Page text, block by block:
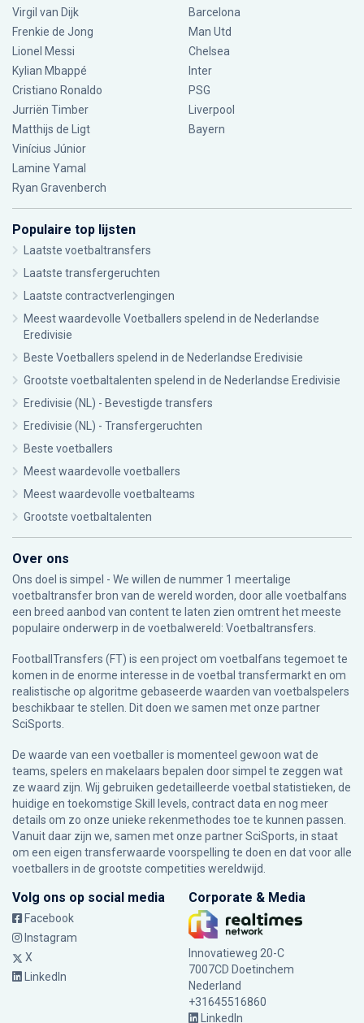
Virgil van Dijk
Frenkie de Jong
Lionel Messi
Kylian Mbappé
Cristiano Ronaldo
Jurriën Timber
Matthijs de Ligt
Vinícius Júnior
Lamine Yamal
Ryan Gravenberch
Barcelona
Man Utd
Chelsea
Inter
PSG
Liverpool
Bayern
Populaire top lijsten
Laatste voetbaltransfers
Laatste transfergeruchten
Laatste contractverlengingen
Meest waardevolle Voetballers spelend in de Nederlandse
Eredivisie
Beste Voetballers spelend in de Nederlandse Eredivisie
Grootste voetbaltalenten spelend in de Nederlandse Eredivisie
Eredivisie (NL) - Bevestigde transfers
Eredivisie (NL) - Transfergeruchten
Beste voetballers
Meest waardevolle voetballers
Meest waardevolle voetbalteams
Grootste voetbaltalenten
Over ons
Ons doel is simpel - We willen de nummer 1 meertalige
voetbaltransfer bron van de wereld worden, door alle voetbalfans
een breed aanbod van content te laten zien omtrent het meeste
populaire onderwerp in de voetbalwereld: Voetbaltransfers.
FootballTransfers (FT) is een project om voetbalfans tegemoet te
komen in de enorme interesse in de voetbal transfermarkt en om
realistische op algoritme gebaseerde waarden van voetbalspelers
beschikbaar te stellen. Dit doen we samen met onze partner
SciSports
De waarde van een voetballer is momenteel gewoon wat de
teams, spelers en makelaars bepalen door simpel te zeggen wat
ze waard zijn. Wij gebruiken gedetailleerde voetbal statistieken, de
huidige en toekomstige Skill levels, contract data en nog meer
details om zo onze unieke rekenmethodes toe te kunnen passen.
Vanuit daar zijn we, samen met onze partner SciSports, in staat
om een eigen transferwaarde voorspelling te doen en dat voor alle
voetballers in de grootste competities wereldwijd.
Volg ons op social media
Facebook
Instagram
X
LinkedIn
Corporate & Media
Innovatieweg 20-C
7007CD Doetinchem
Nederland
+31645516860
LinkedIn